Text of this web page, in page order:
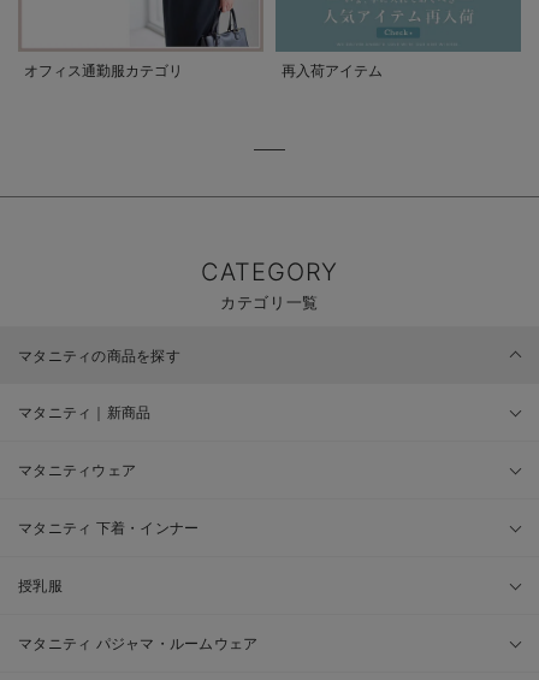
オフィス通勤服カテゴリ 再入荷アイテム
CATEGORY
カテゴリ一覧
マタニティの商品を探す
マタニティ｜新商品
マタニティウェア
マタニティ 下着・インナー
授乳服
マタニティ パジャマ・ルームウェア